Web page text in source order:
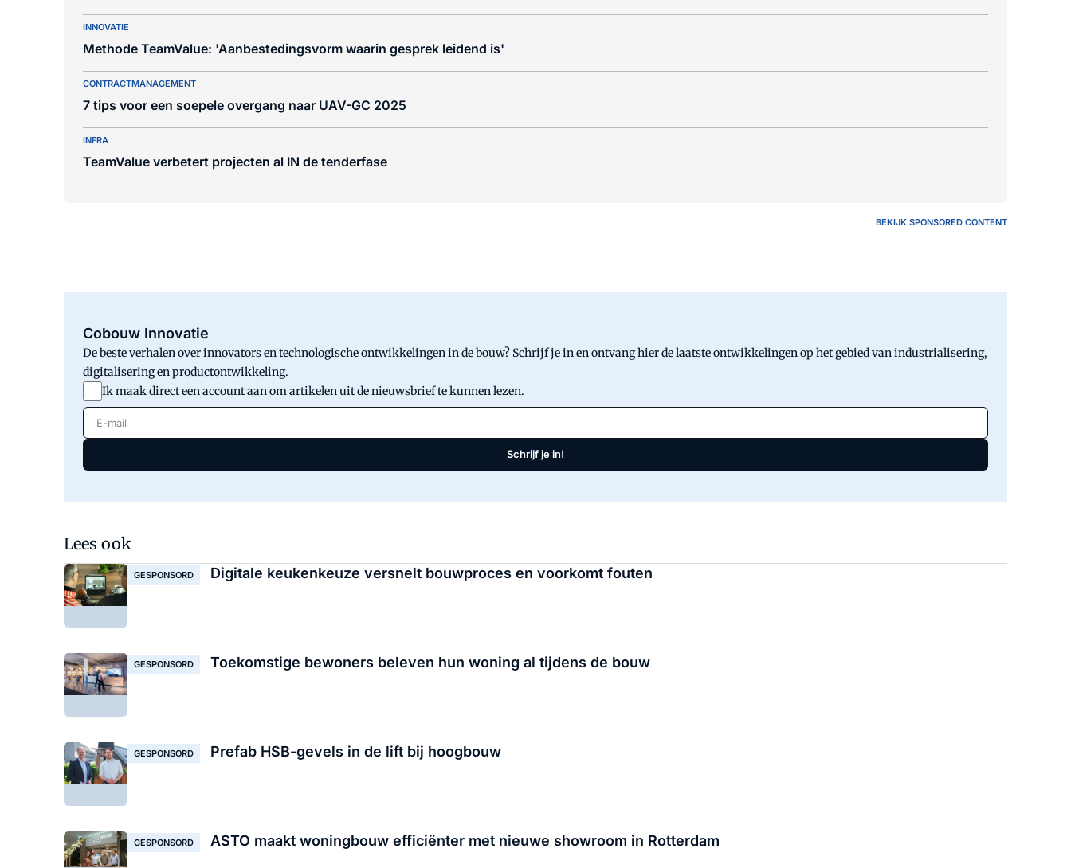
INNOVATIE
Methode TeamValue: 'Aanbestedingsvorm waarin gesprek leidend is'
CONTRACTMANAGEMENT
7 tips voor een soepele overgang naar UAV-GC 2025
INFRA
TeamValue verbetert projecten al IN de tenderfase
BEKIJK SPONSORED CONTENT
Cobouw Innovatie
De beste verhalen over innovators en technologische ontwikkelingen in de bouw? Schrijf je in en ontvang hier de laatste ontwikkelingen op het gebied van industrialisering,
digitalisering en productontwikkeling.
Ik maak direct een account aan om artikelen uit de nieuwsbrief te kunnen lezen.
E-mail
Schrijf je in!
Lees ook
GESPONSORD Digitale keukenkeuze versnelt bouwproces en voorkomt fouten
GESPONSORD Toekomstige bewoners beleven hun woning al tijdens de bouw
GESPONSORD Prefab HSB-gevels in de lift bij hoogbouw
GESPONSORD ASTO maakt woningbouw efficiënter met nieuwe showroom in Rotterdam